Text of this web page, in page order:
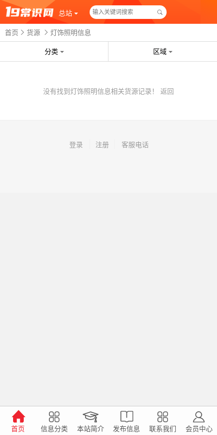
总站
首页 货源 灯饰照明信息
分类 区域
没有找到灯饰照明信息相关货源记录！ 返回
登录 注册 客服电话
首页 信息分类 本站简介 发布信息 联系我们 会员中心